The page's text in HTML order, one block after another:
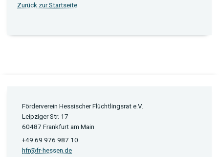
Zurück zur Startseite
Förderverein Hessischer Flüchtlingsrat e.V.
Leipziger Str. 17
60487 Frankfurt am Main
+49 69 976 987 10
hfr@fr-hessen.de